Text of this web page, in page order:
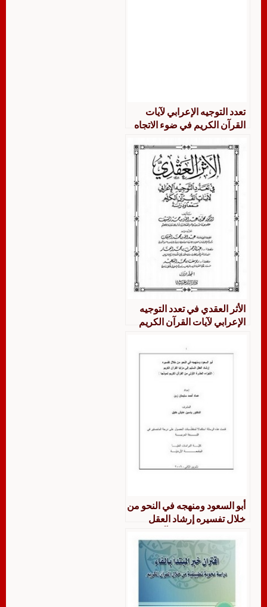
تعدد التوجيه الإعرابي لآيات
القرآن الكريم في ضوء الاتجاه
الأثر العقدي في تعدد التوجيه
الإعرابي لآيات القرآن الكريم
أبو السعود ومنهجه في النحو من
خلال تفسيره إرشاد العقل
الأجزاء العشرة الأولى من
القرآن الكريم نموذجا